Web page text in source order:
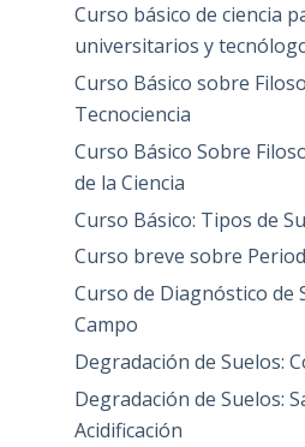
Curso básico de ciencia
universitarios y
Curso Básico sobre
Tecnociencia
Curso Básico Sobre
de la Ciencia
Curso Básico: Tipos de
Curso breve sobre
Curso de Diagnóstico de
Campo
Degradación de Suelos:
Degradación de Suelos:
Acidificación